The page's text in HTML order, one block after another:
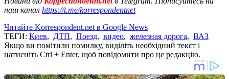
наш канал https://t.me/korrespondentnet
Читайте Korrespondent.net в Google News
ТЕГИ: Киев, ДТП, Поезд, видео, железная дорога, ВАЗ
Якщо ви помітили помилку, виділіть необхідний текст і
натисніть Ctrl + Enter, щоб повідомити про це редакцію.